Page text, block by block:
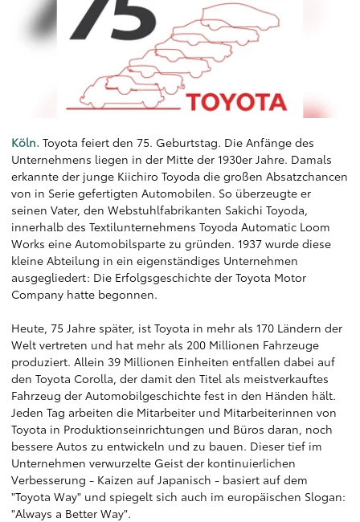
Köln. Toyota feiert den 75. Geburtstag. Die Anfänge des
Unternehmens liegen in der Mitte der 1930er Jahre. Damals
erkannte der junge Kiichiro Toyoda die großen Absatzchancen
von in Serie gefertigten Automobilen. So überzeugte er
seinen Vater, den Webstuhlfabrikanten Sakichi Toyoda,
innerhalb des Textilunternehmens Toyoda Automatic Loom
Works eine Automobilsparte zu gründen. 1937 wurde diese
kleine Abteilung in ein eigenständiges Unternehmen
ausgegliedert: Die Erfolgsgeschichte der Toyota Motor
Company hatte begonnen.
Heute, 75 Jahre später, ist Toyota in mehr als 170 Ländern der
Welt vertreten und hat mehr als 200 Millionen Fahrzeuge
produziert. Allein 39 Millionen Einheiten entfallen dabei auf
den Toyota Corolla, der damit den Titel als meistverkauftes
Fahrzeug der Automobilgeschichte fest in den Händen hält.
Jeden Tag arbeiten die Mitarbeiter und Mitarbeiterinnen von
Toyota in Produktionseinrichtungen und Büros daran, noch
bessere Autos zu entwickeln und zu bauen. Dieser tief im
Unternehmen verwurzelte Geist der kontinuierlichen
Verbesserung - Kaizen auf Japanisch - basiert auf dem
"Toyota Way" und spiegelt sich auch im europäischen Slogan:
"Always a Better Way".